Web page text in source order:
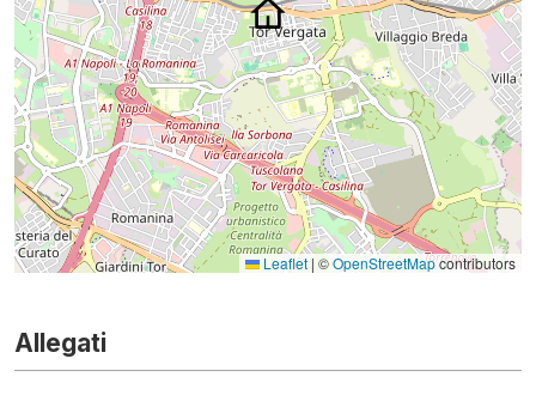
Leaflet | ©OpenStreetMapcontributors
Allegati